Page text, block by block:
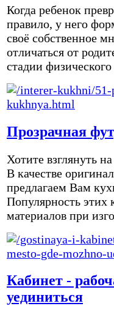
Когда ребенок
правило, у него
своё собственное
отличаться от
стадии
Прозрачная
Хотите взглянуть
В качестве
предлагаем Вам
Популярность этих
материалов при
Кабинет -
уединиться